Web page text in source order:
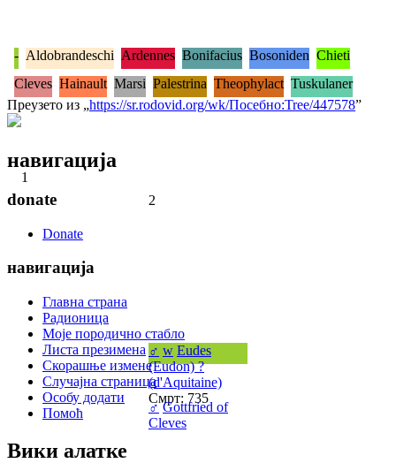
1
2
♂ w Eudes
(Eudon) ?
(d'Aquitaine)
Смрт: 735
♂ Gottfried of
Cleves
- Aldobrandeschi Ardennes Bonifacius Bosoniden Chieti
Cleves Hainault Marsi Palestrina Theophylact Tuskulaner
Преузето из „https://sr.rodovid.org/wk/Посебно:Tree/447578”
навигација
donate
Donate
навигација
Главна страна
Радионица
Моје породично стабло
Листа презимена
Скорашње измене
Случајна страница
Особу додати
Помоћ
Вики алатке